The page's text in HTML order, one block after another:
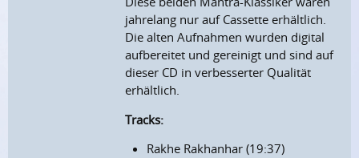
jahrelang nur auf Cassette erhältlich.
Die alten Aufnahmen wurden digital
aufbereitet und gereinigt und sind auf
dieser CD in verbesserter Qualität
erhältlich.
Tracks:
Rakhe Rakhanhar (19:37)